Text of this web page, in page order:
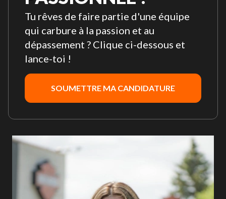
Tu rêves de faire partie d'une équipe
qui carbure à la passion et au
dépassement ? Clique ci-dessous et
lance-toi !
SOUMETTRE MA CANDIDATURE